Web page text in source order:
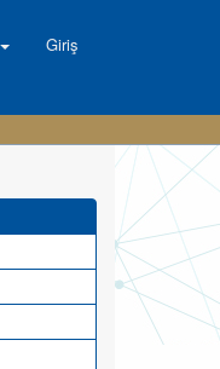
Giriş